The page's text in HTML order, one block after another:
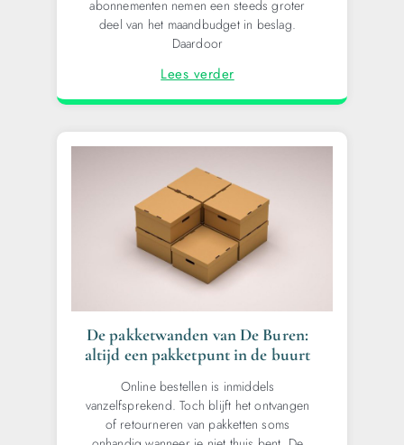
abonnementen nemen een steeds groter
deel van het maandbudget in beslag.
Daardoor
Lees verder
De pakketwanden van De Buren:
altijd een pakketpunt in de buurt
Online bestellen is inmiddels
vanzelfsprekend. Toch blijft het ontvangen
of retourneren van pakketten soms